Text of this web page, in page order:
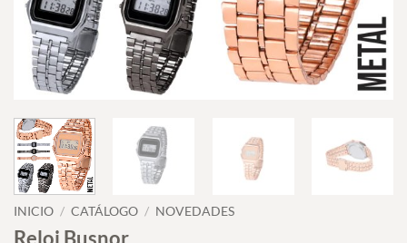
INICIO / CATÁLOGO / NOVEDADES
Reloj Busnor